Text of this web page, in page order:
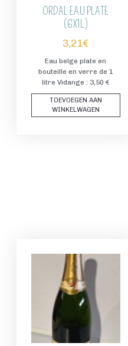
ORDAL EAU PLATE
(6X1L)
3,21€
Eau belge plate en
bouteille en verre de 1
litre Vidange : 3,50 €
TOEVOEGEN AAN
WINKELWAGEN